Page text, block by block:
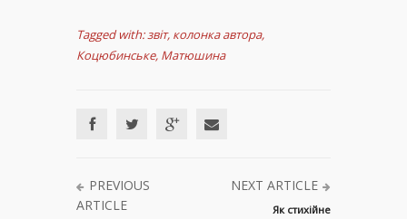
Tagged with: звіт, колонка автора,
Коцюбинське, Матюшина
PREVIOUS
ARTICLE
NEXT ARTICLE
Як стихійне